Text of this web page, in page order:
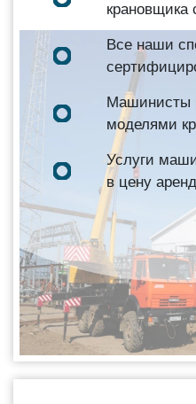
крановщика
Все наши
Машинисты
моделями
Услуги
в цену